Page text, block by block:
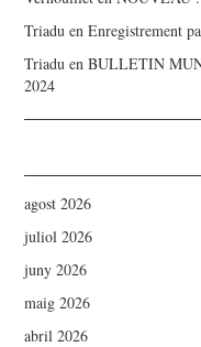
Triadu enEnregistrement
Triadu enBULLETIN
2024
agost 2026
juliol 2026
juny 2026
maig 2026
abril 2026